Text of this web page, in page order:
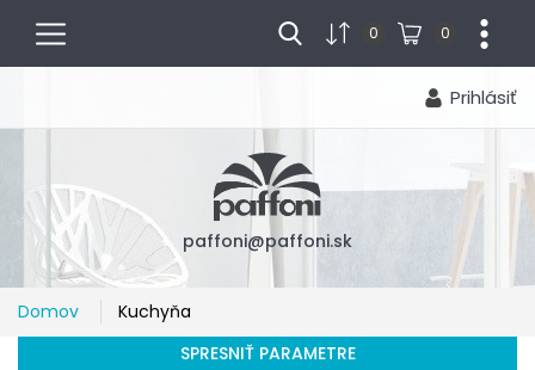
Prihlásiť
paffoni@paffoni.sk
menu 0 0
Domov
Kuchyňa
SPRESNIŤ PARAMETRE